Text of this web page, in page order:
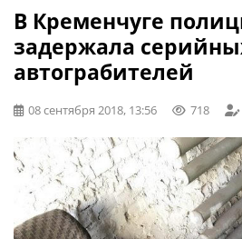
В Кременчуге
задержала
автограбителей
08 сентября 2018, 13:56 718